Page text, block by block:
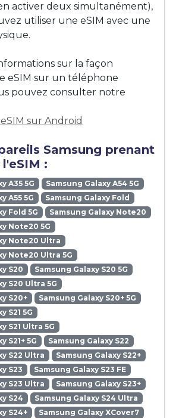
activer deux simultanément),
utiliser une eSIM avec une
sur la façon
eSIM sur un téléphone
pouvez consulter notre
sur Android
Samsung prenant
:
A35 5G
Samsung Galaxy A54 5G
A55 5G
Samsung Galaxy Fold
Fold 5G
Samsung Galaxy Note20
Note20 5G
Note20 Ultra
Note20 Ultra 5G
S20
Samsung Galaxy S20 5G
S20 Ultra 5G
S20+
Samsung Galaxy S20+ 5G
S21 5G
S21 Ultra 5G
S21+ 5G
Samsung Galaxy S22
S22 Ultra
Samsung Galaxy S22+
S23
Samsung Galaxy S23 FE
S23 Ultra
Samsung Galaxy S23+
S24
Samsung Galaxy S24 Ultra
S24+
Samsung Galaxy XCover7